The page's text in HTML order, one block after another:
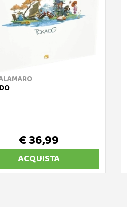
€ 36,99
ACQUISTA